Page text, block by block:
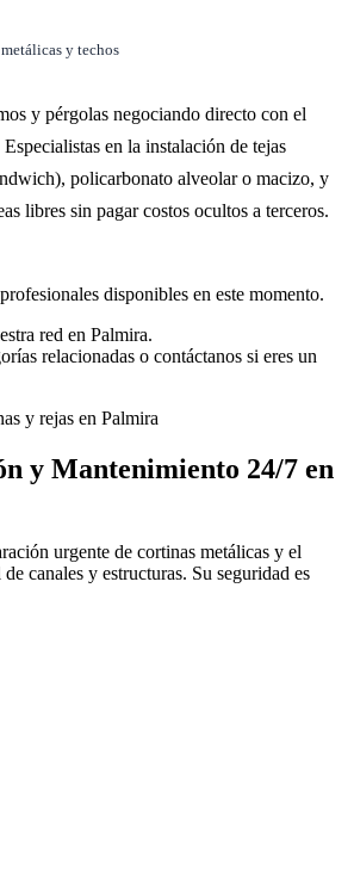
y techos
y pérgolas negociando directo con el
Especialistas en la instalación de tejas
policarbonato alveolar o macizo, y
libres sin pagar costos ocultos a terceros.
disponibles en este momento.
red en Palmira.
relacionadas o contáctanos si eres un
y Mantenimiento 24/7 en
urgente de cortinas metálicas y el
canales y estructuras. Su seguridad es